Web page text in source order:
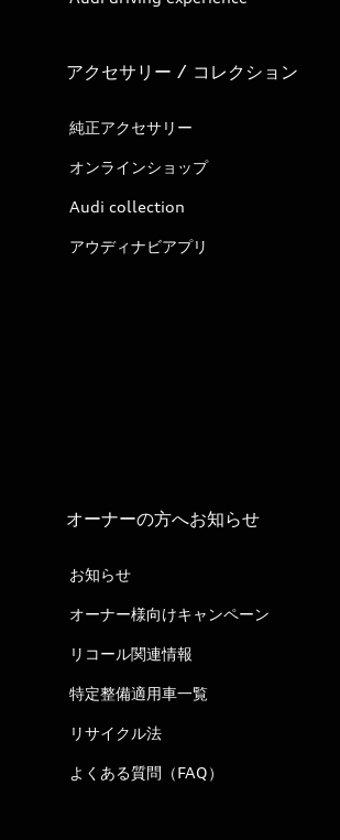
アクセサリー / コレクション
純正アクセサリー
オンラインショップ
Audi collection
アウディナビアプリ
オーナーの方へお知らせ
お知らせ
オーナー様向けキャンペーン
リコール関連情報
特定整備適用車一覧
リサイクル法
よくある質問（FAQ）